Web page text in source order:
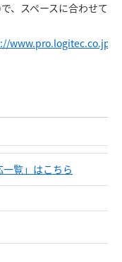
、スペースに合わせて
www.pro.logitec.co.jp/
一覧」はこちら